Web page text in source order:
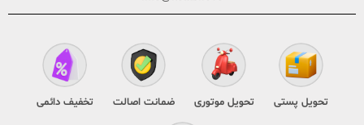
تحویل پستی تحویل موتوری ضمانت اصالت تخفیف دائمی